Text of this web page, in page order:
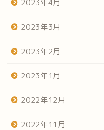
2023年4月
2023年3月
2023年2月
2023年1月
2022年12月
2022年11月